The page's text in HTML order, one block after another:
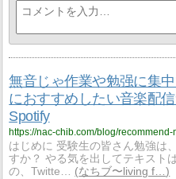
無音じゃ作業や勉强に集
におすすめしたい音楽配
Spotify
https://nac-chib.com/blog/recommend-
はじめに 受験生の皆さん勉強は
すか？ やる気を出してテキスト
の、Twitte…
なちブ〜living f…